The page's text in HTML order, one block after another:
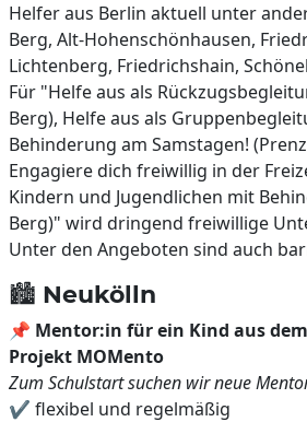
Helfer aus Berlin aktuell unter
Berg, Alt-Hohenschönhausen,
Lichtenberg, Friedrichshain,
Für "Helfe aus als
Berg), Helfe aus als
Behinderung am Samstagen!
Engagiere dich freiwillig in der
Kindern und Jugendlichen mit
Berg)" wird dringend freiwillige
Unter den Angeboten sind auch
🏙️ Neukölln
📌 Mentor:in für ein Kind aus
Projekt MOMento
Zum Schulstart suchen wir neue
✔️ flexibel und regelmäßig